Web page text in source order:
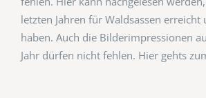
letzten Jahren für Waldsassen erreicht
haben. Auch die Bilderimpressionen
Jahr dürfen nicht fehlen. Hier gehts